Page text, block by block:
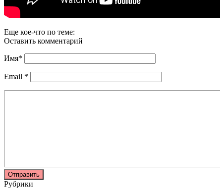
Еще кое-что по теме:
Оставить комментарий
Имя*
Email *
Рубрики